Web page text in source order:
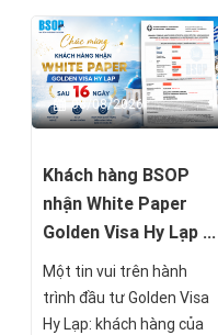
08/08/2026
Khách hàng BSOP
nhận White Paper
Golden Visa Hy Lạp ...
Một tin vui trên hành
trình đầu tư Golden Visa
Hy Lạp: khách hàng của